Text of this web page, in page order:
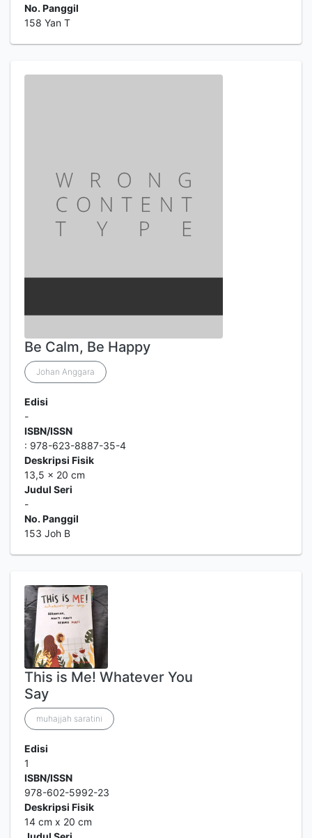
No. Panggil
158 Yan T
Be Calm, Be Happy
Johan Anggara
Edisi
-
ISBN/ISSN
: 978-623-8887-35-4
Deskripsi Fisik
13,5 x 20 cm
Judul Seri
-
No. Panggil
153 Joh B
This is Me! Whatever You
Say
muhajjah saratini
Edisi
1
ISBN/ISSN
978-602-5992-23
Deskripsi Fisik
14 cm x 20 cm